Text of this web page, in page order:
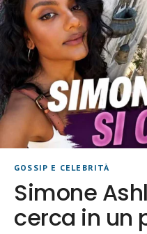
GOSSIP E CELEBRITÀ
Simone
cerca in un